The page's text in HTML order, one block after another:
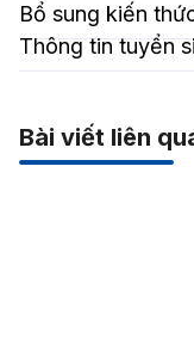
Bổ sung kiến
Thông tin tuyển
Bài viết liên